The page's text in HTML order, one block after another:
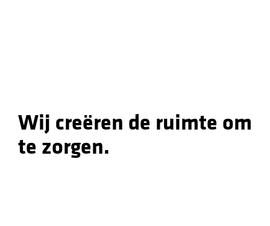
Wij creëren de ruimte om
te zorgen.